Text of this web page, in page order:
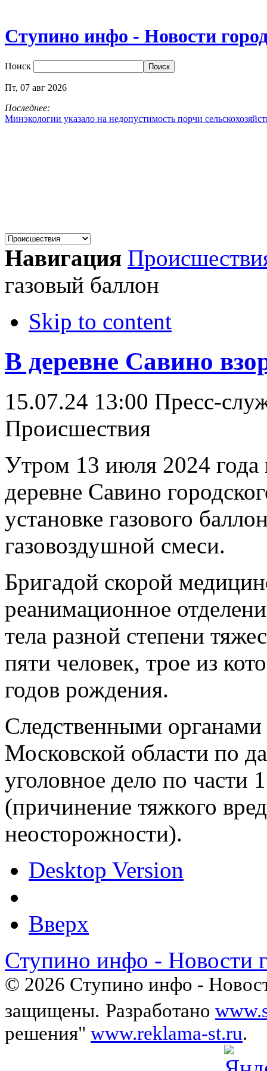
Ступино инфо - Новости
Поиск
Пт, 07 авг 2026
Последнее:
Минэкологии указало на недопустимость порчи
Навигация
газовый баллон
Skip to content
В деревне Савино
15.07.24 13:00 Пресс-
Происшествия
Утром 13 июля 2024
деревне Савино
установке газового
газовоздушной смеси.
Бригадой скорой
реанимационное
тела разной степени
пяти человек, трое из
годов рождения.
Следственными
Московской области по
уголовное дело по части
(причинение тяжкого
неосторожности).
Desktop Version
Вверх
Ступино инфо - Новости
© 2026 Ступино инфо -
защищены. Разработано
решения" www.reklama-st.ru.